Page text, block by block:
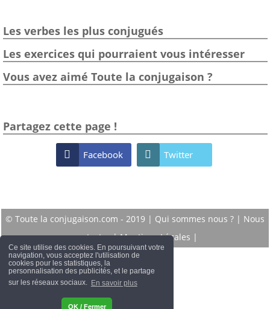
Ce site utilise des cookies. En poursuivant votre
navigation, vous acceptez l'utilisation de
cookies pour les statistiques, la
personnalisation des publicités, et le partage
sur les réseaux sociaux. En savoir plus
OK / Fermer
Les verbes les plus conjugués
Les exercices qui pourraient vous intéresser
Vous avez aimé Toute la conjugaison ?
Partagez cette page !
 Facebook  Twitter
© Toute la conjugaison.com - 2019 | Qui sommes nous ? | Nous
contacter|Mentions Légales |